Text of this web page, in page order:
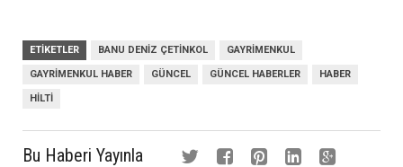
ETIKETLER BANU DENIZ ÇETINKOL GAYRIMENKUL
GAYRIMENKUL HABER GÜNCEL GÜNCEL HABERLER HABER
HILTI
Bu Haberi Yayınla